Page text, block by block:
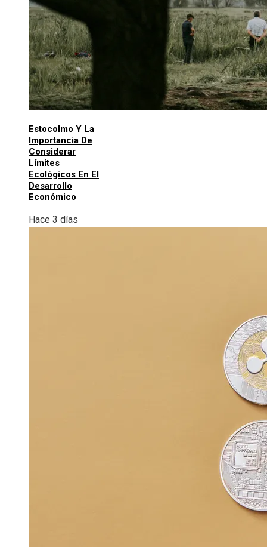
Estocolmo Y La
Importancia De
Considerar
Límites
Ecológicos En El
Desarrollo
Económico
Hace 3 días